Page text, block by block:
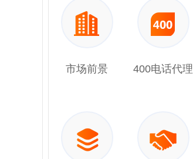
市场前景 400电话代理